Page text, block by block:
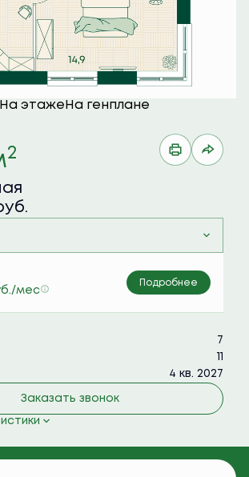
На этаже На генплане
2
мес
Подробнее
7
11
4 кв. 2027
Заказать звонок